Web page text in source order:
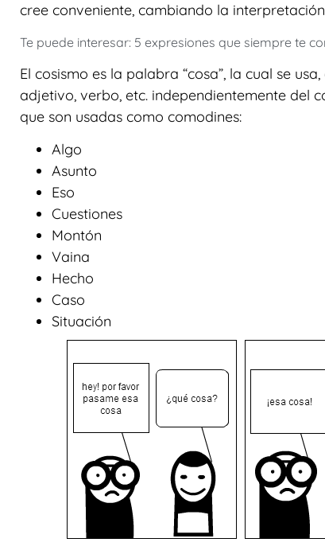
cree conveniente, cambiando la
Te puede interesar: 5 expresiones que siempre te
El cosismo es la palabra “cosa”, la cual se
adjetivo, verbo, etc. independientemente del
que son usadas como comodines:
Algo
Asunto
Eso
Cuestiones
Montón
Vaina
Hecho
Caso
Situación